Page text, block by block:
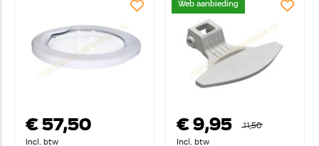
€ 57,50
Incl. btw
Web aanbieding
€ 9,95
11,50
Incl. btw